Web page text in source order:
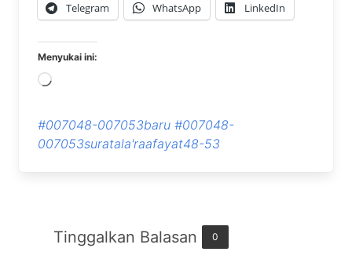
Telegram WhatsApp LinkedIn
Menyukai ini:
Memuat...
#007048-007053baru #007048-
007053suratala'raafayat48-53
Tinggalkan Balasan 0